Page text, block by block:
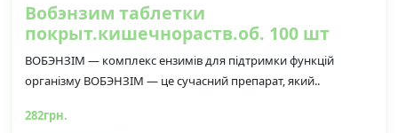
Вобэнзим таблетки
покрыт.кишечнораств.об. 100 шт
ВОБЭНЗІМ — комплекс ензимів для підтримки функцій
організму ВОБЭНЗІМ — це сучасний препарат, який..
282грн.